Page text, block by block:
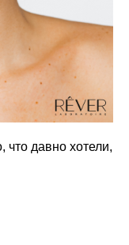
что давно хотели,